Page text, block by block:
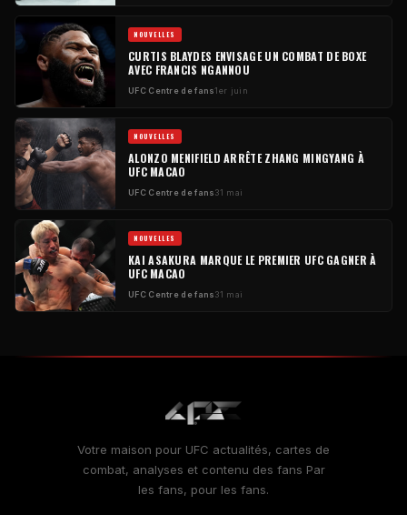
NOUVELLES
CURTIS BLAYDES ENVISAGE UN COMBAT DE BOXE
AVEC FRANCIS NGANNOU
UFCCentre de fans1er juin
NOUVELLES
ALONZO MENIFIELD ARRÊTE ZHANG MINGYANG À
UFCMACAO
UFCCentre de fans31 mai
NOUVELLES
KAI ASAKURA MARQUE LE PREMIER UFCGAGNER À
UFCMACAO
UFCCentre de fans31 mai
Votre maison pour UFC actualités, cartes de
combat, analyses et contenu des fans Par
les fans, pour les fans.